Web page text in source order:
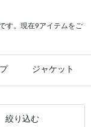
ラー 春
す。現在9アイテムをご
ジャケット
絞り込む